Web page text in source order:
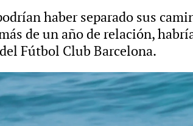
haber separado sus
de un año de relación,
Fútbol Club Barcelona.
la hija de Luis Enrique, como